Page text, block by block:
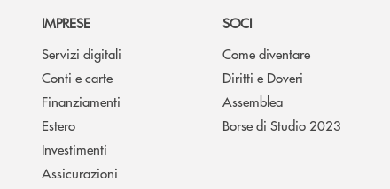
IMPRESE
Servizi digitali
Conti e carte
Finanziamenti
Estero
Investimenti
Assicurazioni
SOCI
Come diventare
Diritti e Doveri
Assemblea
Borse di Studio 2023